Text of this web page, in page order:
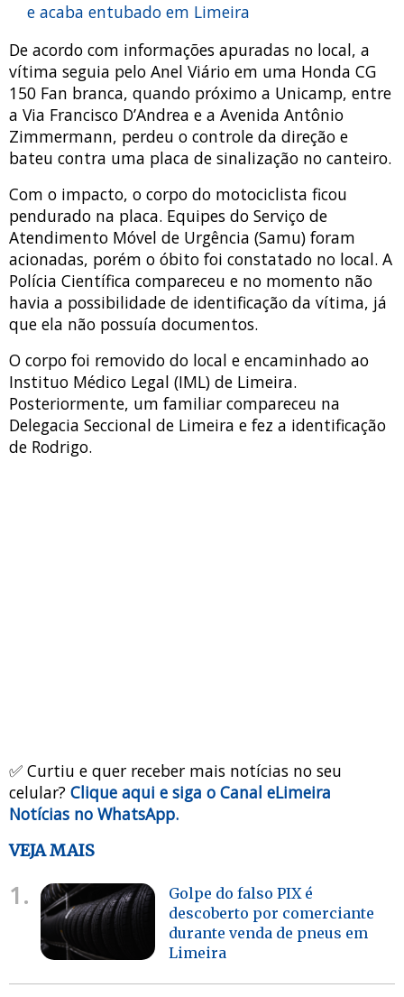
e acaba entubado em Limeira
De acordo com informações apuradas no local, a
vítima seguia pelo Anel Viário em uma Honda CG
150 Fan branca, quando próximo a Unicamp, entre
a Via Francisco D’Andrea e a Avenida Antônio
Zimmermann, perdeu o controle da direção e
bateu contra uma placa de sinalização no canteiro.
Com o impacto, o corpo do motociclista ficou
pendurado na placa. Equipes do Serviço de
Atendimento Móvel de Urgência (Samu) foram
acionadas, porém o óbito foi constatado no local. A
Polícia Científica compareceu e no momento não
havia a possibilidade de identificação da vítima, já
que ela não possuía documentos.
O corpo foi removido do local e encaminhado ao
Instituo Médico Legal (IML) de Limeira.
Posteriormente, um familiar compareceu na
Delegacia Seccional de Limeira e fez a identificação
de Rodrigo.
✅ Curtiu e quer receber mais notícias no seu
celular? Clique aqui e siga o Canal eLimeira
Notícias no WhatsApp.
VEJA MAIS
1.
Golpe do falso PIX é
descoberto por comerciante
durante venda de pneus em
Limeira